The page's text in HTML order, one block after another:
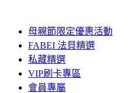
母親節限定優惠活動
FABEI 法貝精選
私藏精選
VIP刷卡專區
會員專屬